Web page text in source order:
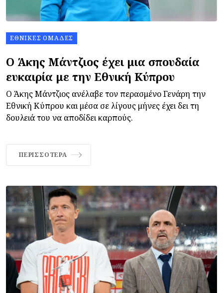
ΕΘΝΙΚΈΣ ΟΜΆΔΕΣ
Ο Άκης Μάντζιος έχει μια σπουδαία
ευκαιρία με την Εθνική Κύπρου
Ο Άκης Μάντζιος ανέλαβε τον περασμένο Γενάρη την
Εθνική Κύπρου και μέσα σε λίγους μήνες έχει δει τη
δουλειά του να αποδίδει καρπούς.
ΠΕΡΙΣΣΌΤΕΡΑ